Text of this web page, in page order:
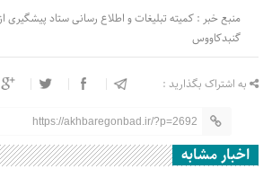
منبع خبر : کمیته تبلیغات و اطلاع رسانی ستاد پیشگیری
گنبدکاووس
به اشتراک بگذارید :
https://akhbaregonbad.ir/?p=2692
اخبار مشابه